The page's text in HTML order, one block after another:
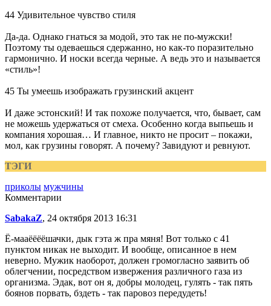
44 Удивительное чувство стиля
Да-да. Однако гнаться за модой, это так не по-мужски!
Поэтому ты одеваешься сдержанно, но как-то поразительно
гармонично. И носки всегда черные. А ведь это и называется
«стиль»!
45 Ты умеешь изображать грузинский акцент
И даже эстонский! И так похоже получается, что, бывает, сам
не можешь удержаться от смеха. Особенно когда выпьешь и
компания хорошая… И главное, никто не просит – покажи,
мол, как грузины говорят. А почему? Завидуют и ревнуют.
ТЭГИ
приколы мужчины
Комментарии
SabakaZ, 24 октября 2013 16:31
Ё-мааёёёёшачки, дык гэта ж пра мяня! Вот только с 41
пунктом никак не выходит. И вообще, описанное в нем
неверно. Мужик наоборот, должен громогласно заявить об
облегчении, посредством извержения различного газа из
организма. Эдак, вот он я, добры молодец, гулять - так пять
боянов порвать, бздеть - так паровоз передудеть!